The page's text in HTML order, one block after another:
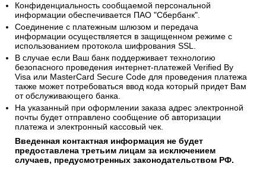
Конфиденциальность сообщаемой персональной
информации обеспечивается ПАО "Сбербанк".
Соединение с платежным шлюзом и передача
информации осуществляется в защищенном режиме с
использованием протокола шифрования SSL.
В случае если Ваш банк поддерживает технологию
безопасного проведения интернет-платежей Verified By
Visa или MasterCard Secure Code для проведения платежа
также может потребоваться ввод кода который придет Вам
от обслуживающего банка.
На указанный при оформлении заказа адрес электронной
почты будет отправлено сообщение об авторизации
платежа и электронный кассовый чек.
Введенная контактная информация не будет
предоставлена третьим лицам за исключением
случаев, предусмотренных законодательством РФ.